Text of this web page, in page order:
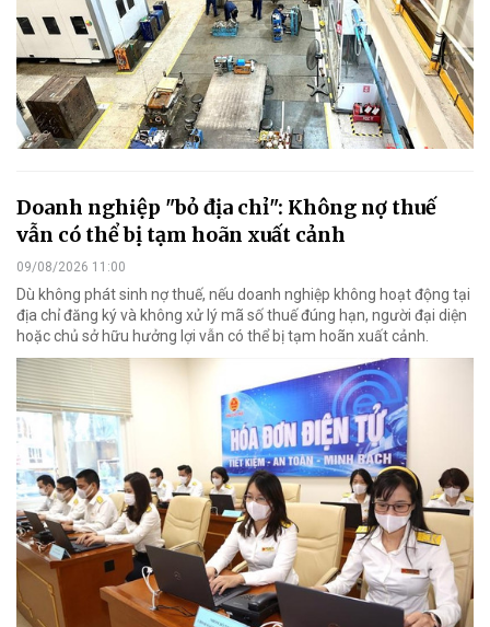
Doanh nghiệp "bỏ địa chỉ": Không nợ thuế
vẫn có thể bị tạm hoãn xuất cảnh
09/08/2026 11:00
Dù không phát sinh nợ thuế, nếu doanh nghiệp không hoạt động tại
địa chỉ đăng ký và không xử lý mã số thuế đúng hạn, người đại diện
hoặc chủ sở hữu hưởng lợi vẫn có thể bị tạm hoãn xuất cảnh.